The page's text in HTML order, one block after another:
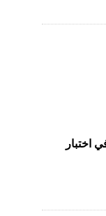
اختبار